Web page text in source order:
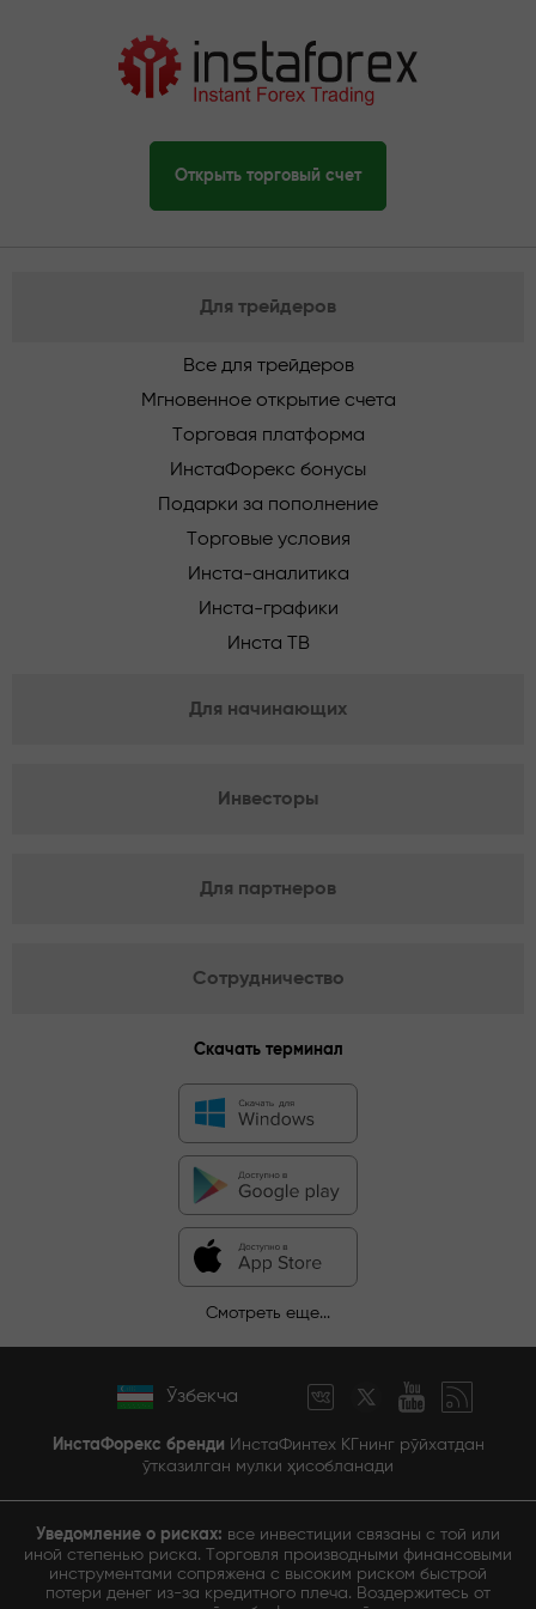
Открыть торговый счет
Для трейдеров
Все для трейдеров
Мгновенное открытие счета
Торговая платформа
ИнстаФорекс бонусы
Подарки за пополнение
Торговые условия
Инста-аналитика
Инста-графики
Инста ТВ
Для начинающих
Инвесторы
Для партнеров
Сотрудничество
Скачать терминал
Смотреть еще...
Ўзбекча
ИнстаФорекс бренди ИнстаФинтех КГнинг рўйхатдан
ўтказилган мулки ҳисобланади
Уведомление о рисках: все инвестиции связаны с той или
иной степенью риска. Торговля производными финансовыми
инструментами сопряжена с высоким риском быстрой
потери денег из-за кредитного плеча. Воздержитесь от